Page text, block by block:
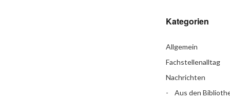
Kategorien
Allgemein
Fachstellenalltag
Nachrichten
Aus den